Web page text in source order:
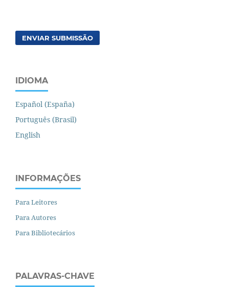
ENVIAR SUBMISSÃO
IDIOMA
Español (España)
Português (Brasil)
English
INFORMAÇÕES
Para Leitores
Para Autores
Para Bibliotecários
PALAVRAS-CHAVE